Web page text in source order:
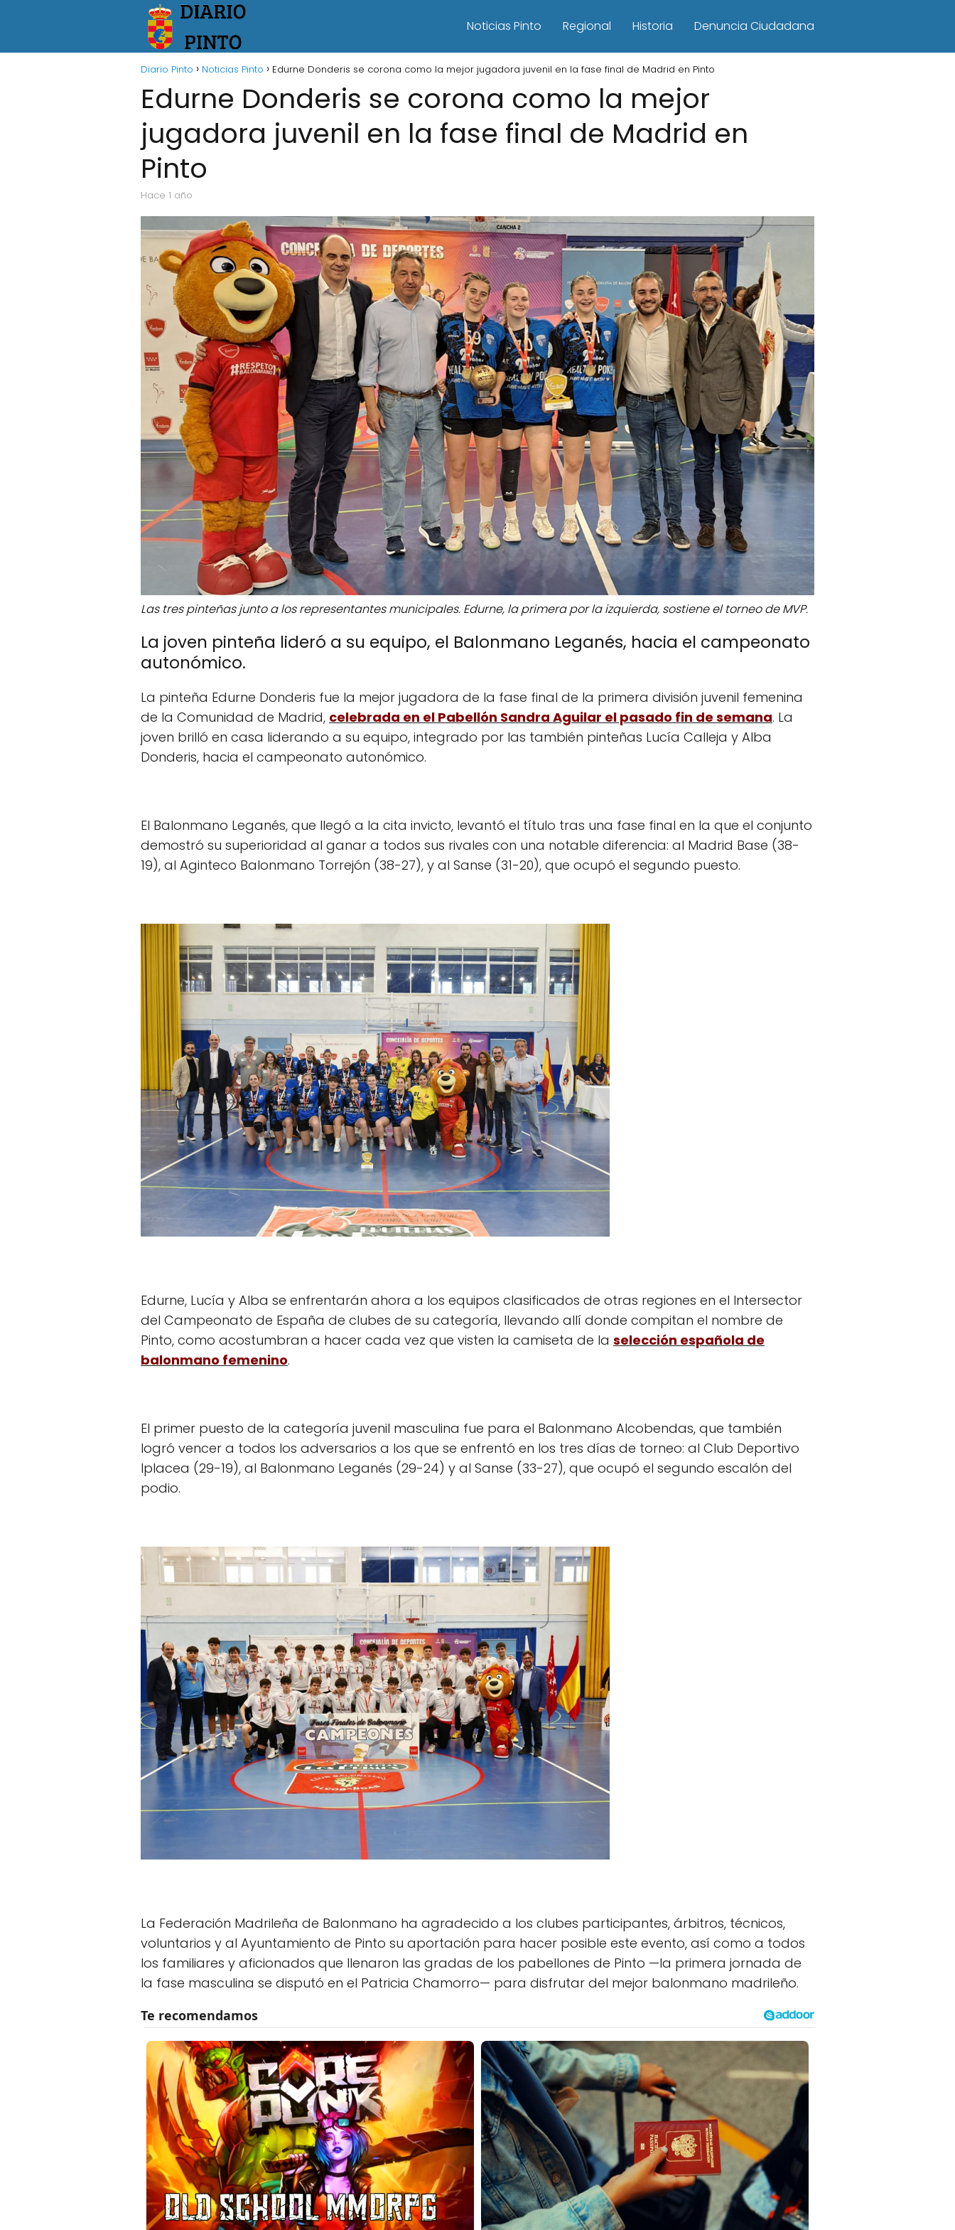
Noticias Pinto Regional Historia Denuncia Ciudadana
Diario Pinto Noticias Pinto Edurne Donderis se corona como la mejor jugadora juvenil en la fase final de Madrid en Pinto
Edurne Donderis se corona como la mejor
jugadora juvenil en la fase final de Madrid en
Pinto
hace 1 año
Las tres pinteñas junto a los representantes municipales. Edurne, la primera por la izquierda, sostiene el torneo de MVP.
La joven pinteña lideró a su equipo, el Balonmano Leganés, hacia el campeonato
autonómico.
La pinteña Edurne Donderis fue la mejor jugadora de la fase final de la primera división juvenil femenina
de la Comunidad de Madrid, celebrada en el Pabellón Sandra Aguilar el pasado fin de semana. La
joven brilló en casa liderando a su equipo, integrado por las también pinteñas Lucía Calleja y Alba
Donderis, hacia el campeonato autonómico.
El Balonmano Leganés, que llegó a la cita invicto, levantó el título tras una fase final en la que el conjunto
demostró su superioridad al ganar a todos sus rivales con una notable diferencia: al Madrid Base (38-
19), al Aginteco Balonmano Torrejón (38-27), y al Sanse (31-20), que ocupó el segundo puesto.
Edurne, Lucía y Alba se enfrentarán ahora a los equipos clasificados de otras regiones en el Intersector
del Campeonato de España de clubes de su categoría, llevando allí donde compitan el nombre de
Pinto, como acostumbran a hacer cada vez que visten la camiseta de la selección española de
balonmano femenino.
El primer puesto de la categoría juvenil masculina fue para el Balonmano Alcobendas, que también
logró vencer a todos los adversarios a los que se enfrentó en los tres días de torneo: al Club Deportivo
Iplacea (29-19), al Balonmano Leganés (29-24) y al Sanse (33-27), que ocupó el segundo escalón del
podio.
La Federación Madrileña de Balonmano ha agradecido a los clubes participantes, árbitros, técnicos,
voluntarios y al Ayuntamiento de Pinto su aportación para hacer posible este evento, así como a todos
los familiares y aficionados que llenaron las gradas de los pabellones de Pinto —la primera jornada de
la fase masculina se disputó en el Patricia Chamorro— para disfrutar del mejor balonmano madrileño.